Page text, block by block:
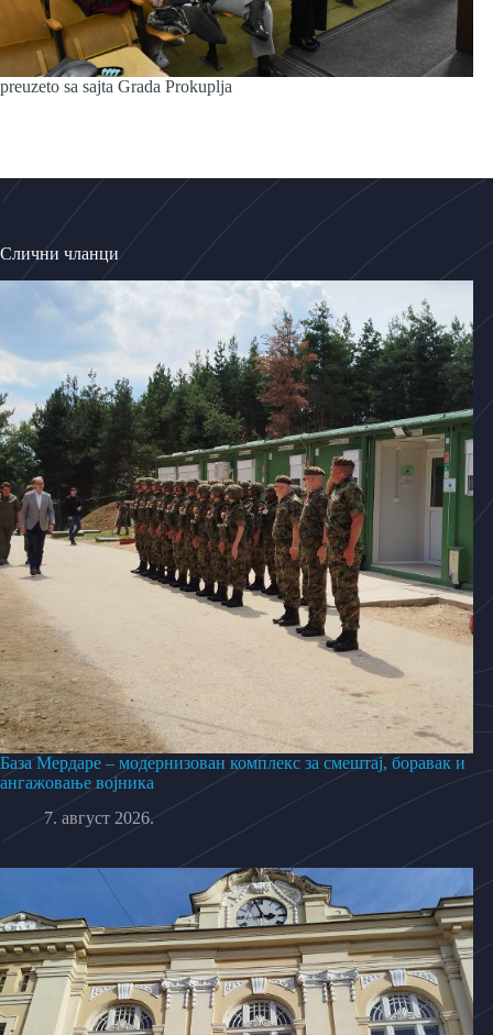
preuzeto sa sajta Grada Prokuplja
Слични чланци
База Мердаре – модернизован комплекс за смештај, боравак и
ангажовање војника
7. август 2026.